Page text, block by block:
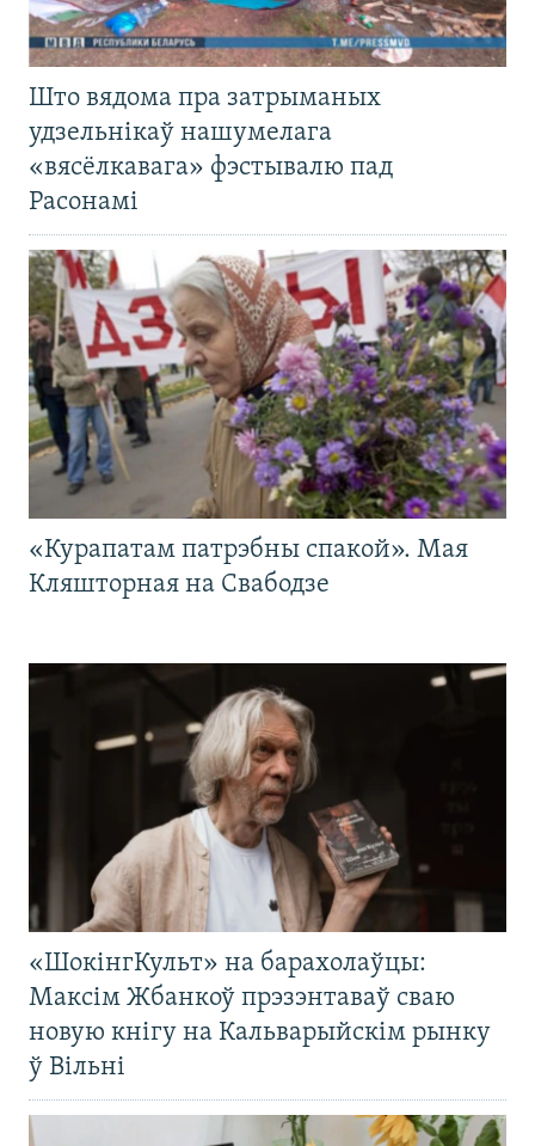
Што вядома пра затрыманых
удзельнікаў нашумелага
«вясёлкавага» фэстывалю пад
Расонамі
«Курапатам патрэбны спакой». Мая
Кляшторная на Свабодзе
«ШокінгКульт» на барахолаўцы:
Максім Жбанкоў прэзэнтаваў сваю
новую кнігу на Кальварыйскім рынку
ў Вільні